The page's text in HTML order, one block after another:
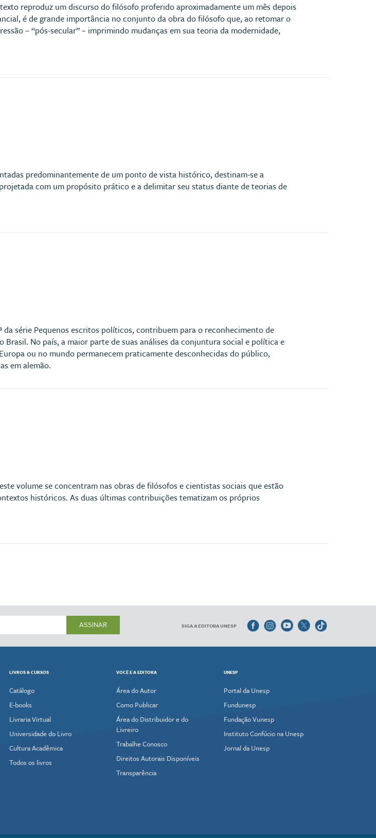
reproduz um discurso do filósofo proferido aproximadamente um mês depois
é de grande importância no conjunto da obra do filósofo que, ao retomar o
– “pós-secular” – imprimindo mudanças em sua teoria da modernidade,
predominantemente de um ponto de vista histórico, destinam-se a
com um propósito prático e a delimitar seu status diante de teorias de
da série Pequenos escritos políticos, contribuem para o reconhecimento de
No país, a maior parte de suas análises da conjuntura social e política e
ou no mundo permanecem praticamente desconhecidas do público,
em alemão.
volume se concentram nas obras de filósofos e cientistas sociais que estão
históricos. As duas últimas contribuições tematizam os próprios
ASSINAR SIGA A EDITORA UNESP
LIVROS & CURSOS
Catálogo
E-books
Livraria Virtual
Universidade do Livro
Cultura Acadêmica
Todos os livros
VOCÊ E A EDITORA
Área do Autor
Como Publicar
Área do Distribuidor e do
Livreiro
Trabalhe Conosco
Direitos Autorais Disponíveis
Transparência
UNESP
Portal da Unesp
Fundunesp
Fundação Vunesp
Instituto Confúcio na Unesp
Jornal da Unesp